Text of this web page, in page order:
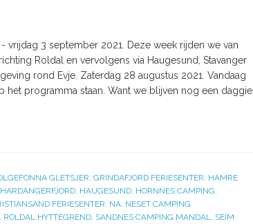
vrijdag 3 september 2021. Deze week rijden we van
Roldal en vervolgens via Haugesund, Stavanger
rond Evje. Zaterdag 28 augustus 2021. Vandaag
het programma staan. Want we blijven nog een daggie
GLETSJER, GRINDAFJORD FERIESENTER, HAMRE
HARDANGERFJORD, HAUGESUND, HORNNES CAMPING,
FERIESENTER, NA, NESET CAMPING
, ROLDAL HYTTEGREND, SANDNES CAMPING MANDAL, SEIM